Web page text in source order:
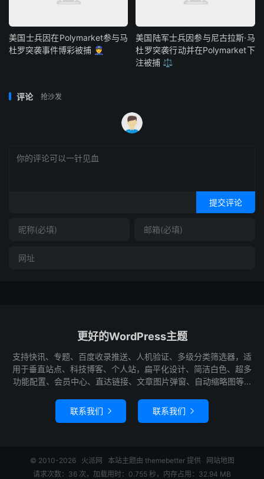
美国士兵因在Polymarket参与马
杜罗突袭事件博彩被捕 👮
美国陆军士兵因参与尼古拉斯·马
杜罗突袭行动并在Polymarket下
注被捕 ⚖️
评论 抢沙发
提交评论
更好的WordPress主题
支持快讯、专题、百度收录推送、人机验证、多级分类筛选器，适
用于垂直站点、科技博客、个人站，扁平化设计、简洁白色、超多
功能配置、会员中心、直达链接、文章图片弹窗、自动缩略图等...
联系我们  联系我们 
© 2010-2026 火派网 本站主题由 themebetter提供
网站地图
请求次数：36 次，加载用时：0.755 秒，内存占用：32.94 MB